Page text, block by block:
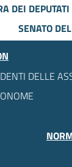
DEI DEPUTATI
SENATO
DELLE